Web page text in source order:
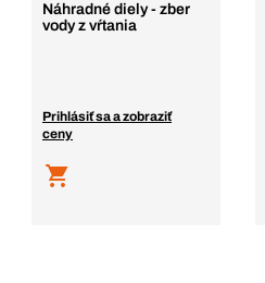
Náhradné diely - zber
vody z vŕtania
Prihlásiť sa a zobraziť
ceny